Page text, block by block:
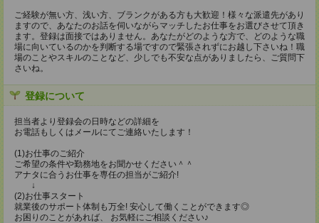
ご経験が無い方、浅い方、ブランクがある方も大歓迎！様々な派遣先があり
ますので、あなたのお話を伺いながらマッチしたお仕事をお選びさせて頂き
ます。登録は面接ではありません。あなたがどのような方で、どのような職
場に向いているのかを判断する場ですので緊張されずにお越し下さいね！職
場のことやスキルのことなど、少しでも不安な点がありましたら、ご質問下
さいね。
登録について
担当者より登録会の日時などの詳細を
お電話もしくはメールにてご連絡いたします！
(1)お仕事のご紹介
ご希望の条件や勤務地をお聞かせください＾＾
アナタに合うお仕事を専任の担当がご紹介!
↓
(2)お仕事スタート
就業後のサポート体制も万全! 安心して働くことができます◎
お困りのことがあれば、 お気軽にご相談ください♪